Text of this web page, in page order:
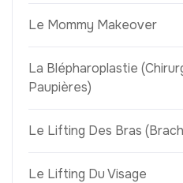
Le Mommy Makeover
La Blépharoplastie
Paupières)
Le Lifting Des Bras
Le Lifting Du Visage